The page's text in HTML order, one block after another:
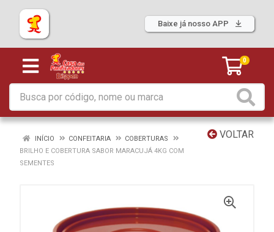
Baixe já nosso APP
0
VOLTAR
INÍCIO CONFEITARIA
COBERTURAS
BRILHO E COBERTURA SABOR MARACUJÁ 4KG COM
SEMENTES